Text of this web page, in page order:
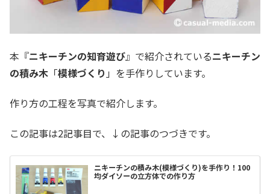
本『ニキーチンの知育遊び』で紹介されているニキーチン
の積み木 「模様づくり 」を手作りしています。
作り方の工程を写真で紹介します。
この記事は2記事目で、↓の記事のつづきです。
ニキーチンの積み木(模様づくり)を手作り！100
均ダイソーの立方体での作り方